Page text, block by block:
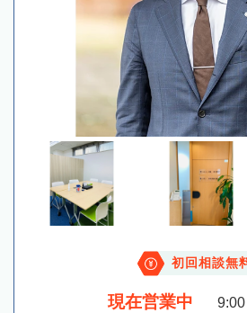
初回相談無
現在営業中